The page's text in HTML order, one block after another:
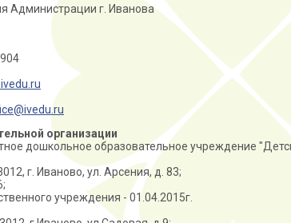
Администрации г. Иванова
организации
дошкольное образовательное учреждение
г. Иваново, ул. Арсения, д. 83;
учреждения - 01.04.2015г.